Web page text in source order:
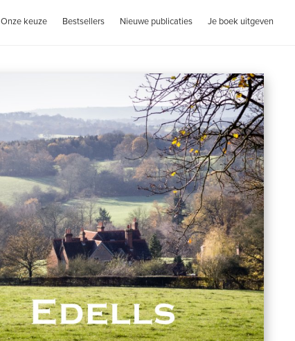
Onze keuze Bestsellers Nieuwe publicaties Je boek uitgeven